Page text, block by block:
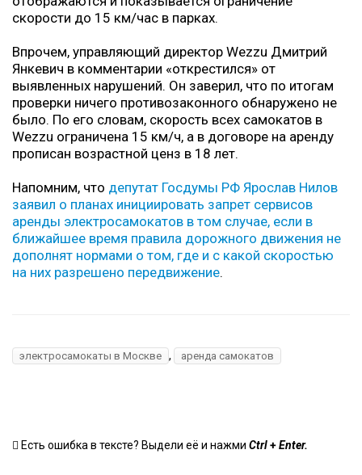
скорости до 15 км/час в парках.
Впрочем, управляющий директор Wezzu Дмитрий
Янкевич в комментарии «открестился» от
выявленных нарушений. Он заверил, что по итогам
проверки ничего противозаконного обнаружено не
было. По его словам, скорость всех самокатов в
Wezzu ограничена 15 км/ч, а в договоре на аренду
прописан возрастной ценз в 18 лет.
Напомним, что депутат Госдумы РФ Ярослав Нилов
заявил о планах инициировать запрет сервисов
аренды электросамокатов в том случае, если в
ближайшее время правила дорожного движения не
дополнят нормами о том, где и с какой скоростью
на них разрешено передвижение.
электросамокаты в Москве , аренда самокатов
Есть ошибка в тексте? Выдели её и нажми Ctrl+Enter.